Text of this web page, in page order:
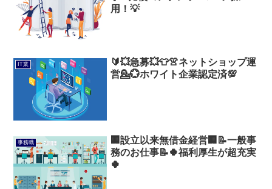
用！💡
IT業
🔰💥急募💥👕👚ネットショップ運
営💁💮ホワイト企業認定済💯
事務職
🏢設立以来無借金経営🏢📝一般事
務のお仕事📝🍀福利厚生が超充実
🍀